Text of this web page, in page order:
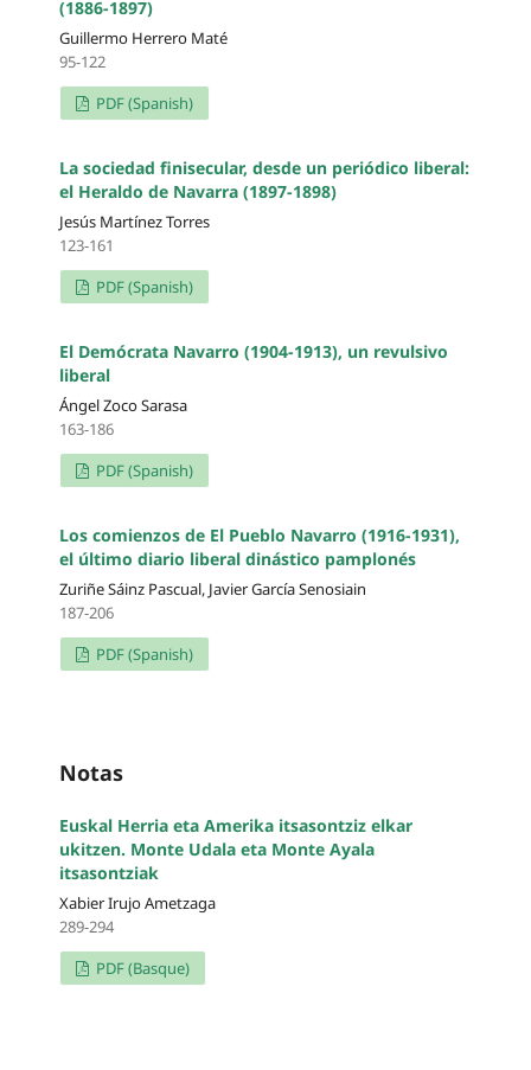
(1886-1897)
Guillermo Herrero Maté
95-122
PDF (Spanish)
La sociedad finisecular, desde un periódico liberal:
el Heraldo de Navarra (1897-1898)
Jesús Martínez Torres
123-161
PDF (Spanish)
El Demócrata Navarro (1904-1913), un revulsivo
liberal
Ángel Zoco Sarasa
163-186
PDF (Spanish)
Los comienzos de El Pueblo Navarro (1916-1931),
el último diario liberal dinástico pamplonés
Zuriñe Sáinz Pascual, Javier García Senosiain
187-206
PDF (Spanish)
Notas
Euskal Herria eta Amerika itsasontziz elkar
ukitzen. Monte Udala eta Monte Ayala
itsasontziak
Xabier Irujo Ametzaga
289-294
PDF (Basque)